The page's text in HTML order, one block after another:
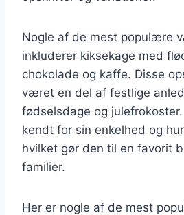
Nogle af de mest populære
inkluderer kiksekage med
chokolade og kaffe. Disse
været en del af festlige
fødselsdage og
kendt for sin enkelhed og
hvilket gør den til en favorit
familier.
Her er nogle af de mest